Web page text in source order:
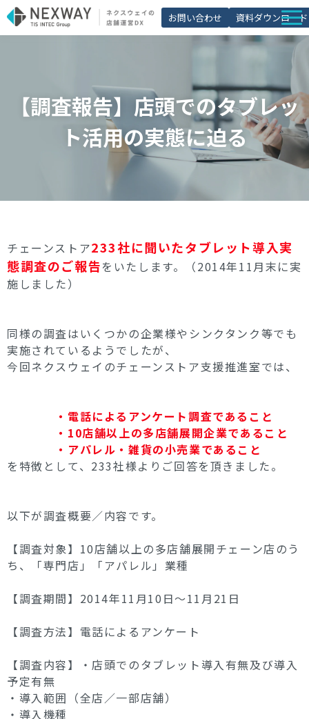
お問い合わせ 資料ダウンロード
ブログ
セミナー
よくあるご質問
【調査報告】店頭でのタブレッ
ト活用の実態に迫る
チェーンストア233社に聞いたタブレット導入実
態調査のご報告をいたします。（2014年11月末に実
施しました）
同様の調査はいくつかの企業様やシンクタンク等でも
実施されているようでしたが、
今回ネクスウェイのチェーンストア支援推進室では、
・電話によるアンケート調査であること
・10店舗以上の多店舗展開企業であること
・アパレル・雑貨の小売業であること
を特徴として、233社様よりご回答を頂きました。
以下が調査概要／内容です。
【調査対象】10店舗以上の多店舗展開チェーン店のう
ち、「専門店」「アパレル」業種
【調査期間】2014年11月10日～11月21日
【調査方法】電話によるアンケート
【調査内容】・店頭でのタブレット導入有無及び導入
予定有無
・導入範囲（全店／一部店舗）
・導入機種